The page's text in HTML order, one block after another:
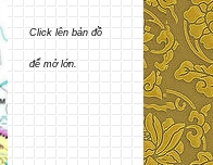
Click lên bản đồ
để mở lớn.